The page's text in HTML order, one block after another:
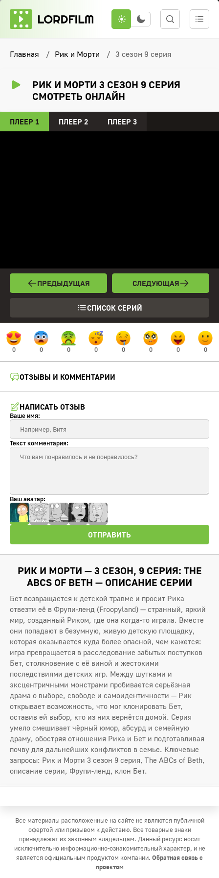
Главная Рик и Морти 3 сезон 9 серия
РИК И МОРТИ 3 СЕЗОН 9 СЕРИЯ
СМОТРЕТЬ ОНЛАЙН
ПЛЕЕР 1 ПЛЕЕР 2 ПЛЕЕР 3
ПРЕДЫДУЩАЯ
СПИСОК СЕРИЙ
СЛЕДУЮЩАЯ
0 0 0 0 0 0 0 0
ОТЗЫВЫ И КОММЕНТАРИИ
НАПИСАТЬ ОТЗЫВ
Ваше имя:
Текст комментария:
Ваш аватар:
ОТПРАВИТЬ
РИК И МОРТИ — 3 СЕЗОН, 9 СЕРИЯ: THE
ABCS OF BETH — ОПИСАНИЕ СЕРИИ
Бет возвращается к детской травме и просит Рика
отвезти её в Фрупи-ленд (Froopyland) — странный, яркий
мир, созданный Риком, где она когда-то играла. Вместе
они попадают в безумную, живую детскую площадку,
которая оказывается куда более опасной, чем кажется:
игра превращается в расследование забытых поступков
Бет, столкновение с её виной и жестокими
последствиями детских игр. Между шутками и
эксцентричными монстрами пробивается серьёзная
драма о выборе, свободе и самоидентичности — Рик
открывает возможность, что мог клонировать Бет,
оставив ей выбор, кто из них вернётся домой. Серия
умело смешивает чёрный юмор, абсурд и семейную
драму, обостряя отношения Рика и Бет и подготавливая
почву для дальнейших конфликтов в семье. Ключевые
запросы: Рик и Морти 3 сезон 9 серия, The ABCs of Beth,
описание серии, Фрупи-ленд, клон Бет.
Все материалы расположенные на сайте не являются публичной
офертой или призывом к действию. Все товарные знаки
принадлежат их законным владельцам. Данный ресурс носит
исключительно информационно-ознакомительный характер, и не
является официальным продуктом компании. Обратная связь с
проектом